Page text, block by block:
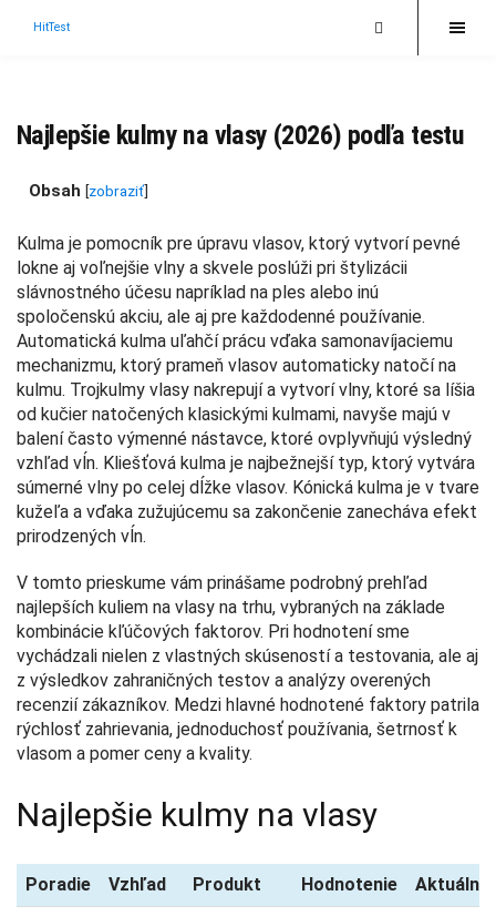
HitTest
Najlepšie kulmy na vlasy (2026) podľa testu
Obsah [zobraziť]
Kulma je pomocník pre úpravu vlasov, ktorý vytvorí pevné
lokne aj voľnejšie vlny a skvele poslúži pri štylizácii
slávnostného účesu napríklad na ples alebo inú
spoločenskú akciu, ale aj pre každodenné používanie.
Automatická kulma uľahčí prácu vďaka samonavíjaciemu
mechanizmu, ktorý prameň vlasov automaticky natočí na
kulmu. Trojkulmy vlasy nakrepují a vytvorí vlny, ktoré sa líšia
od kučier natočených klasickými kulmami, navyše majú v
balení často výmenné nástavce, ktoré ovplyvňujú výsledný
vzhľad vĺn. Kliešťová kulma je najbežnejší typ, ktorý vytvára
súmerné vlny po celej dĺžke vlasov. Kónická kulma je v tvare
kužeľa a vďaka zužujúcemu sa zakončenie zanecháva efekt
prirodzených vĺn.
V tomto prieskume vám prinášame podrobný prehľad
najlepších kuliem na vlasy na trhu, vybraných na základe
kombinácie kľúčových faktorov. Pri hodnotení sme
vychádzali nielen z vlastných skúseností a testovania, ale aj
z výsledkov zahraničných testov a analýzy overených
recenzií zákazníkov. Medzi hlavné hodnotené faktory patrila
rýchlosť zahrievania, jednoduchosť používania, šetrnosť k
vlasom a pomer ceny a kvality.
Najlepšie kulmy na vlasy
Poradie Vzhľad Produkt Hodnotenie Aktuálna